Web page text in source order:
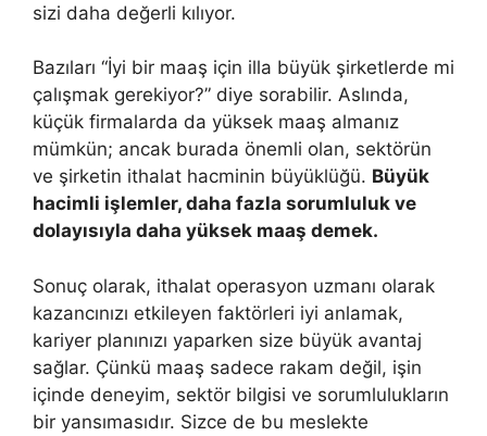
sizi daha değerli kılıyor.
Bazıları “İyi bir maaş için illa büyük şirketlerde mi
çalışmak gerekiyor?” diye sorabilir. Aslında,
küçük firmalarda da yüksek maaş almanız
mümkün; ancak burada önemli olan, sektörün
ve şirketin ithalat hacminin büyüklüğü. Büyük
hacimli işlemler, daha fazla sorumluluk ve
dolayısıyla daha yüksek maaş demek.
Sonuç olarak, ithalat operasyon uzmanı olarak
kazancınızı etkileyen faktörleri iyi anlamak,
kariyer planınızı yaparken size büyük avantaj
sağlar. Çünkü maaş sadece rakam değil, işin
içinde deneyim, sektör bilgisi ve sorumlulukların
bir yansımasıdır. Sizce de bu meslekte